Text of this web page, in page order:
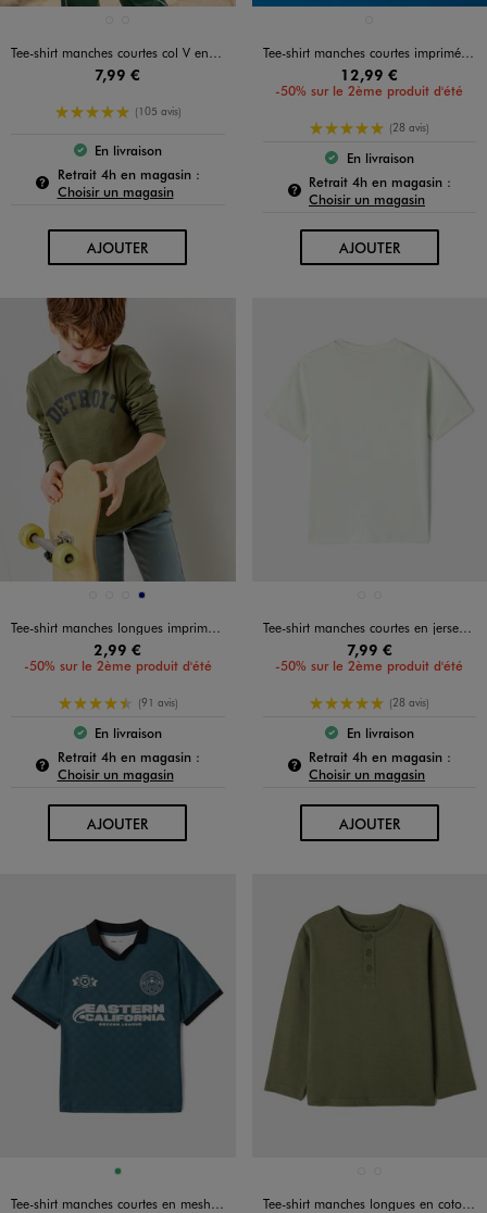
Tee-shirt manches courtes col V en maille sport garçon
7,99 €
5/5 de moyenne
(105 avis)
Le produit est disponible :
En livraison
Retrait 4h en magasin :Pour connaître la disponibilité de ce produit :
Choisir un magasin
AJOUTERAU PANIER
Tee-shirt manches courtes imprimé devant et dos garçon - Fortnite
12,99 €
-50% sur le 2ème produit d'été
5/5 de moyenne
(28 avis)
Le produit est
En livraison
Retrait 4h en magasin :
Choisir un magasin
AJOUTERAU PANIER
Disponible en 4 coloris
BLANC STANDARD
BLEU STANDARD
KAKI STANDARD
MARINE
Tee-shirt manches longues imprimé garçon
2,99 €
-50% sur le 2ème produit d'été
4.5/5 de moyenne
(91 avis)
Le produit est disponible :
En livraison
Retrait 4h en magasin :Pour connaître la disponibilité de ce produit :
Choisir un magasin
AJOUTERAU PANIER
Tee-shirt manches courtes en jersey de coton à poche poitrine garçon
7,99 €
-50% sur le 2ème produit d'été
5/5 de moyenne
(28 avis)
Le produit est
En livraison
Retrait 4h en magasin :
Choisir un magasin
AJOUTERAU PANIER
Disponible en 1 coloris
VERT
Tee-shirt manches courtes en mesh façon maillot de foot à col polo V garçon Tee-shirt manches longues en coton résistant garçon